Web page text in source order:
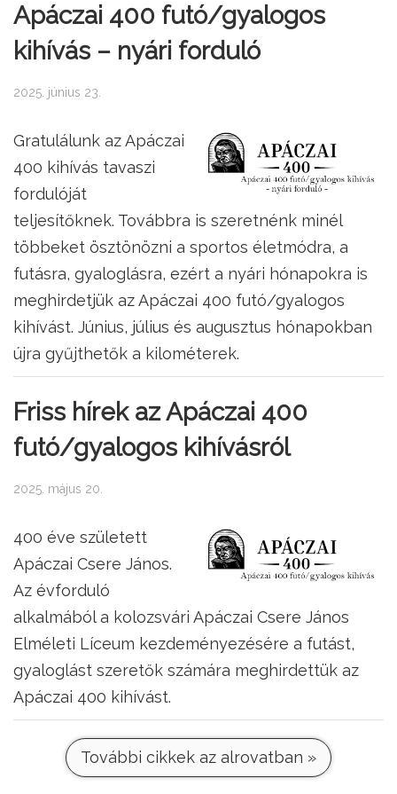
Apáczai 400 futó/gyalogos
kihívás – nyári forduló
2025. június 23.
Gratulálunk az Apáczai
400 kihívás tavaszi
fordulóját
teljesítőknek. Továbbra is szeretnénk minél
többeket ösztönözni a sportos életmódra, a
futásra, gyaloglásra, ezért a nyári hónapokra is
meghirdetjük az Apáczai 400 futó/gyalogos
kihívást. Június, július és augusztus hónapokban
újra gyűjthetők a kilométerek.
Friss hírek az Apáczai 400
futó/gyalogos kihívásról
2025. május 20.
400 éve született
Apáczai Csere János.
Az évforduló
alkalmából a kolozsvári Apáczai Csere János
Elméleti Líceum kezdeményezésére a futást,
gyaloglást szeretők számára meghirdettük az
Apáczai 400 kihívást.
További cikkek az alrovatban »